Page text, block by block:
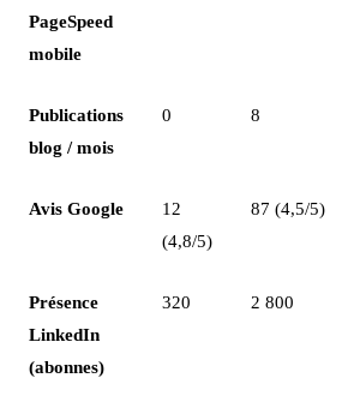
PageSpeed
mobile
Publications
blog / mois
0 8
Avis Google
12
(4,8/5)
87 (4,5/5)
Présence
LinkedIn
(abonnes)
320 2 800